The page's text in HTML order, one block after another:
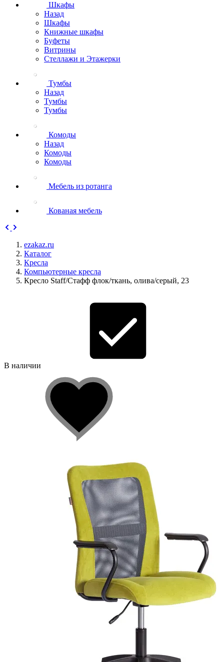
Шкафы
Назад
Шкафы
Книжные шкафы
Буфеты
Витрины
Стеллажи и Этажерки
Тумбы
Назад
Тумбы
Тумбы
Комоды
Назад
Комоды
Комоды
Мебель из ротанга
Кованая мебель
ezakaz.ru
Каталог
Кресла
Компьютерные кресла
Кресло Staff/Стафф флок/ткань, олива/серый, 23
В наличии